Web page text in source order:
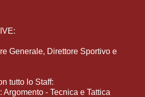
Generale, Direttore Sportivo e
tutto lo Staff:
- Tecnica e Tattica